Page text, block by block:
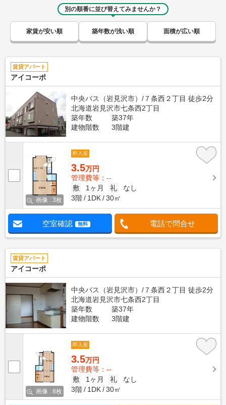
別の順番に並び替えてみませんか？
家賃が安い順 築年数が浅い順 面積が広い順
賃貸アパート
アイコーポ
中央バス（岩見沢市）/７条西２丁目 徒歩2分
北海道岩見沢市七条西2丁目
築年数
築37年
建物階数
3階建
画像 : 3枚
即入居
3.5万円
管理費等：--
敷
1ヶ月 礼
なし
3階
1DK 30㎡
空室確認 無料 電話で問合せ
賃貸アパート
アイコーポ
中央バス（岩見沢市）/７条西２丁目 徒歩2分
北海道岩見沢市七条西2丁目
築年数
築37年
建物階数
3階建
画像 : 8枚
即入居
3.5万円
管理費等：--
敷
1ヶ月 礼
なし
3階
1DK 30㎡